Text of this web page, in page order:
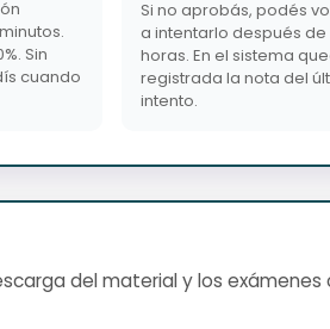
Sin
cuando
Si no aprobás, podés
a intentarlo después de
horas. En el sistema
registrada la nota del
intento.
del material y los exámenes